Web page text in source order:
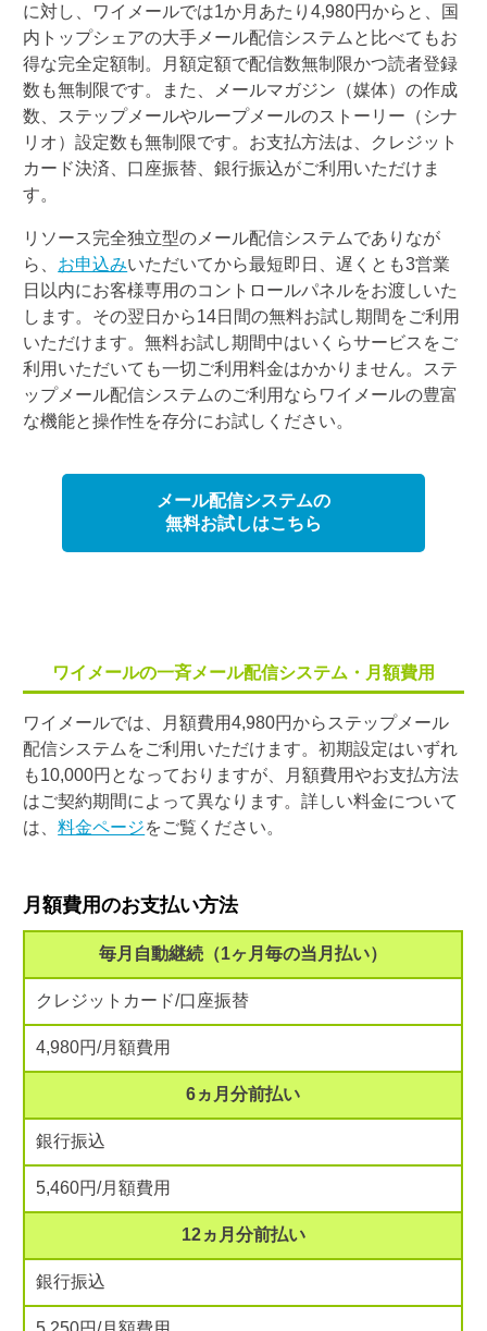
に対し、ワイメールでは1か月あたり4,980円からと、国
内トップシェアの大手メール配信システムと比べてもお
得な完全定額制。月額定額で配信数無制限かつ読者登録
数も無制限です。また、メールマガジン（媒体）の作成
数、ステップメールやループメールのストーリー（シナ
リオ）設定数も無制限です。お支払方法は、クレジット
カード決済、口座振替、銀行振込がご利用いただけま
す。
リソース完全独立型のメール配信システムでありなが
ら、 お申込みいただいてから最短即日、遅くとも3営業
日以内にお客様専用のコントロールパネルをお渡しいた
します。その翌日から14日間の無料お試し期間をご利用
いただけます。無料お試し期間中はいくらサービスをご
利用いただいても一切ご利用料金はかかりません。ステ
ップメール配信システムのご利用ならワイメールの豊富
な機能と操作性を存分にお試しください。
メール配信システムの
無料お試しはこちら
ワイメールの一斉メール配信システム・月額費用
ワイメールでは、月額費用4,980円からステップメール
配信システムをご利用いただけます。初期設定はいずれ
も10,000円となっておりますが、月額費用やお支払方法
はご契約期間によって異なります。詳しい料金について
は、料金ページをご覧ください。
月額費用のお支払い方法
毎月自動継続（1ヶ月毎の当月払い）
クレジットカード/口座振替
4,980円/月額費用
6ヵ月分前払い
銀行振込
5,460円/月額費用
12ヵ月分前払い
銀行振込